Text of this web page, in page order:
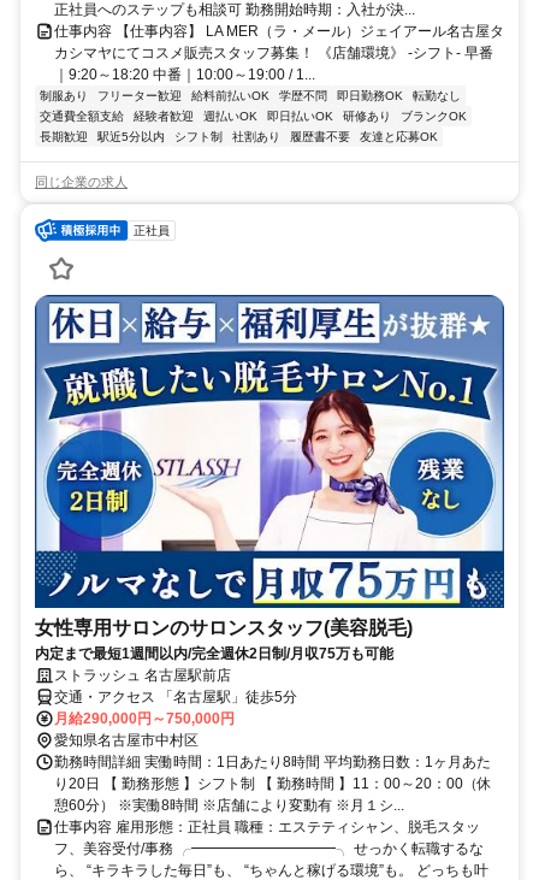
正社員へのステップも相談可 勤務開始時期：入社が決...
仕事内容 【仕事内容】 LA MER（ラ・メール）ジェイアール名古屋タ
カシマヤにてコスメ販売スタッフ募集！ 《店舗環境》 -シフト- 早番
｜9:20～18:20 中番｜10:00～19:00 / 1...
制服あり フリーター歓迎 給料前払いOK 学歴不問 即日勤務OK
転勤なし
交通費全額支給
経験者歓迎 週払いOK 即日払いOK 研修あり
ブランクOK
長期歓迎
駅近5分以内 シフト制 社割あり 履歴書不要 友達と応募OK
同じ企業の求人
正社員
女性専用サロンのサロンスタッフ(美容脱毛)
内定まで最短1週間以内/完全週休2日制/月収75万も可能
ストラッシュ 名古屋駅前店
交通・アクセス 「名古屋駅」徒歩5分
月給290,000円～750,000円
愛知県名古屋市中村区
勤務時間詳細 実働時間：1日あたり8時間 平均勤務日数：1ヶ月あた
り20日 【 勤務形態 】シフト制 【 勤務時間 】11：00～20：00（休
憩60分） ※実働8時間 ※店舗により変動有 ※月１シ...
仕事内容 雇用形態：正社員 職種：エステティシャン、脱毛スタッ
フ、美容受付/事務 ╭━━━━━━━━━━╮ せっかく転職するな
ら、 “キラキラした毎日”も、 “ちゃんと稼げる環境”も。 どっちも叶